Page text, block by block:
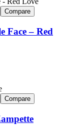
Compare
Face – Red
Compare